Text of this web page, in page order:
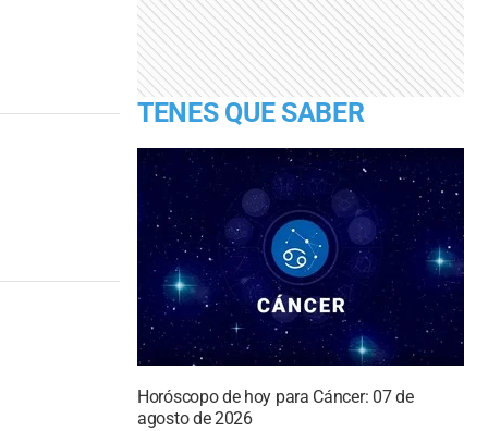
TENES QUE SABER
Horóscopo de hoy para Cáncer: 07 de
agosto de 2026